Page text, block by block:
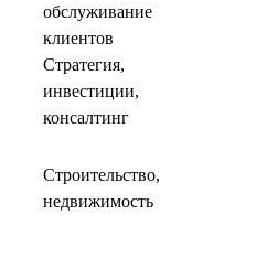
обслуживание
клиентов
Стратегия,
инвестиции,
консалтинг
Строительство,
недвижимость